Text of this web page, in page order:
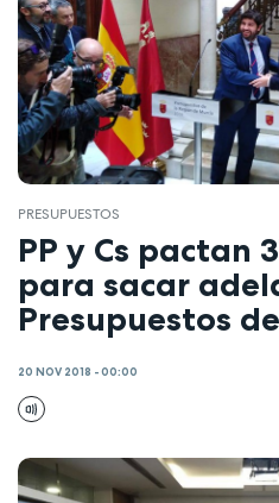
PRESUPUESTOS
PP y Cs pactan
para sacar
Presupuestos
20 NOV 2018 - 00:00